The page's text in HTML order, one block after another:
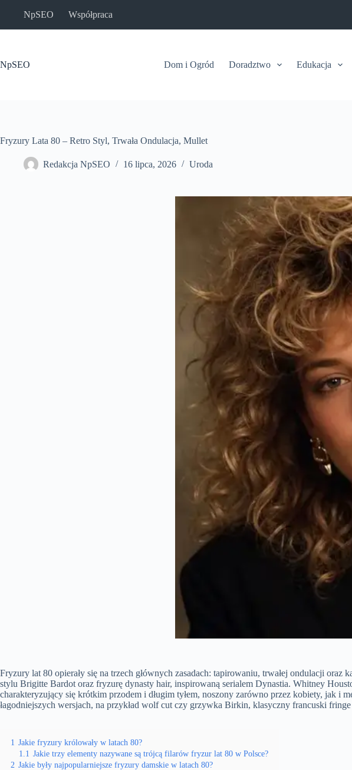
NpSEO Współpraca
NpSEO Dom i Ogród Doradztwo Edukacja
Fryzury Lata 80 – Retro Styl, Trwała Ondulacja, Mullet
Redakcja NpSEO 16 lipca, 2026 Uroda
Fryzury lat 80 opierały się na trzech głównych zasadach: tapirowaniu, trwałej ondulacji
stylu Brigitte Bardot oraz fryzurę dynasty hair, inspirowaną serialem Dynastia. Whitney
charakteryzujący się krótkim przodem i długim tyłem, noszony zarówno przez kobiety, jak i
łagodniejszych wersjach, na przykład wolf cut czy grzywka Birkin, klasyczny francuski
1 Jakie fryzury królowały w latach 80?
1.1 Jakie trzy elementy nazywane są trójcą filarów fryzur lat 80 w Polsce?
2 Jakie były najpopularniejsze fryzury damskie w latach 80?